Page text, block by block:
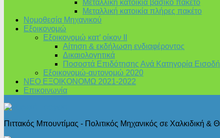
Μεταλλική κατοικία βασικό πακέτο
Μεταλλική κατοικία πλήρες πακέτο
Νομοθεσία Μηχανικού
Εξοικονομώ
Εξοικονομώ κατ’ οίκον II
Αίτηση & εκδήλωση ενδιαφέροντος
Δικαιολογητικά
Ποσοστά Επιδότησης Ανά Κατηγορία
Εξοικονομώ-αυτονομώ 2020
ΝΕΟ ΕΞΟΙΚΟΝΟΜΩ 2021-2022
Επικοινωνία
Πιττακός Μπουντίμας - Πολιτικός Μηχανικός σε Χαλκιδική &